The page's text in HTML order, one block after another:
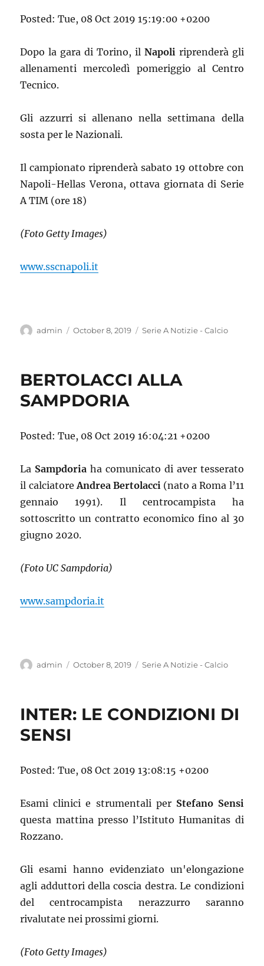
Posted: Tue, 08 Oct 2019 15:19:00 +0200
Dopo la gara di Torino, il Napoli riprenderà gli
allenamenti mercoledì pomeriggio al Centro
Tecnico.
Gli azzurri si allenano nella settimana della
sosta per le Nazionali.
Il campionato riprenderà sabato 19 ottobre con
Napoli-Hellas Verona, ottava giornata di Serie
A TIM (ore 18)
(Foto Getty Images)
www.sscnapoli.it
Author
admin
Posted
October 8, 2019 Categories
Serie A Notizie - Calcio
BERTOLACCI ALLA
SAMPDORIA
Posted: Tue, 08 Oct 2019 16:04:21 +0200
La Sampdoria ha comunicato di aver tesserato
il calciatoreAndrea Bertolacci(nato a Roma l’11
gennaio 1991). Il centrocampista ha
sottoscritto un contratto economico fino al 30
giugno 2020.
(Foto UC Sampdoria)
www.sampdoria.it
Author
admin
Posted
October 8, 2019 Categories
Serie A Notizie - Calcio
INTER: LE CONDIZIONI DI
SENSI
Posted: Tue, 08 Oct 2019 13:08:15 +0200
Esami clinici e strumentali perStefano Sensi
questa mattina presso l’Istituto Humanitas di
Rozzano.
Gli esami hanno evidenziato un'elongazione
agli adduttori della coscia destra. Le condizioni
del centrocampista nerazzurro saranno
rivalutate nei prossimi giorni.
(Foto Getty Images)